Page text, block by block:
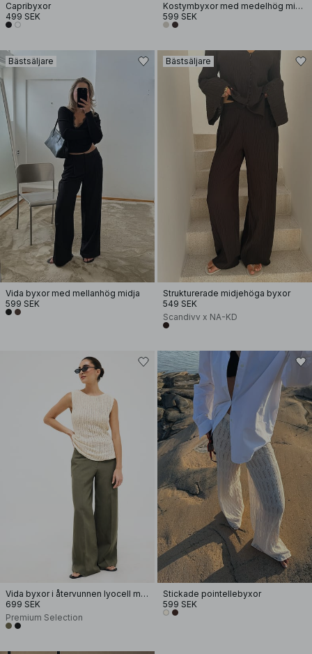
Capribyxor
499 SEK
Kostymbyxor med medelhög midja
599 SEK
Bästsäljare
Vida byxor med mellanhög midja
599 SEK
Bästsäljare
Strukturerade midjehöga byxor
549 SEK
Scandivv x NA-KD
Vida byxor i återvunnen lyocell med mellanhög midja
699 SEK
Premium Selection
Stickade pointellebyxor
599 SEK